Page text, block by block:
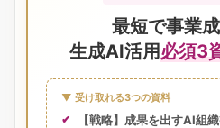
最短で事業
生成AI活用必須3
▼ 受け取れる3つの資料
【戦略】成果を出すAI組